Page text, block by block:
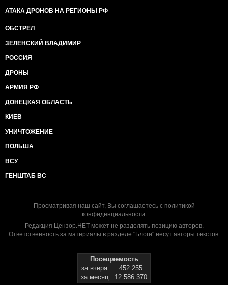
АТАКА ДРОНОВ НА РЕГИОНЫ РФ
ОБСТРЕЛ
ЗЕЛЕНСКИЙ ВЛАДИМИР
РОССИЯ
ДРОНЫ
АРМИЯ РФ
ДОНЕЦКАЯ ОБЛАСТЬ
КИЕВ
УНИЧТОЖЕНИЕ
ПОЛЬША
ВСУ
ГЕНШТАБ ВС
Просматривая наш сайт, Вы соглашаетесь с политикой
конфиденциальности.
Редакция Цензор.НЕТ может не разделять позицию авторов.
Ответственность за материалы в разделе "Блоги" несут авторы текстов.
Посещаемость
за вчера
452 255
за месяц
12 586 370